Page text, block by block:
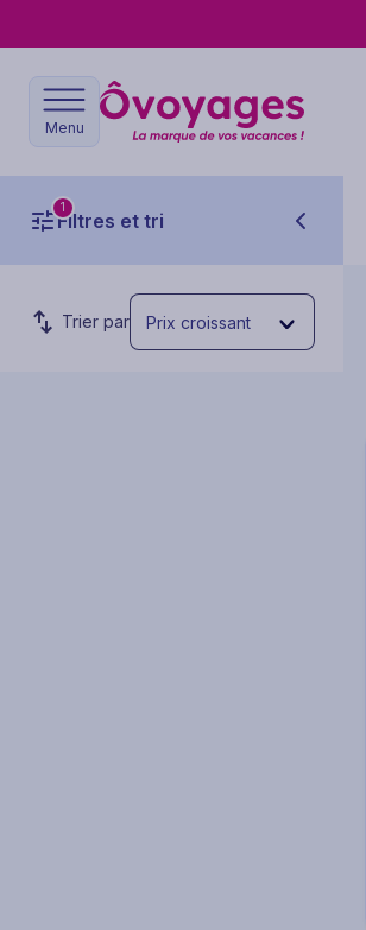
Menu
1
Filtres et tri
Trier par Prix croissant